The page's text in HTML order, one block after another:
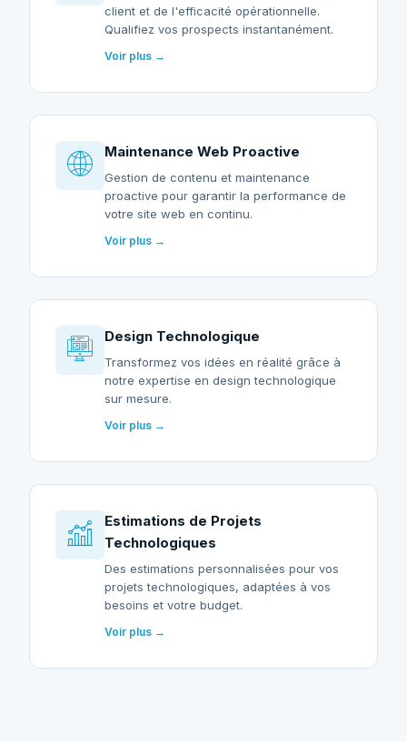
client et de l'efficacité opérationnelle.
Qualifiez vos prospects instantanément.
Voir plus →
Maintenance Web Proactive
Gestion de contenu et maintenance
proactive pour garantir la performance de
votre site web en continu.
Voir plus →
Design Technologique
Transformez vos idées en réalité grâce à
notre expertise en design technologique
sur mesure.
Voir plus →
Estimations de Projets
Technologiques
Des estimations personnalisées pour vos
projets technologiques, adaptées à vos
besoins et votre budget.
Voir plus →